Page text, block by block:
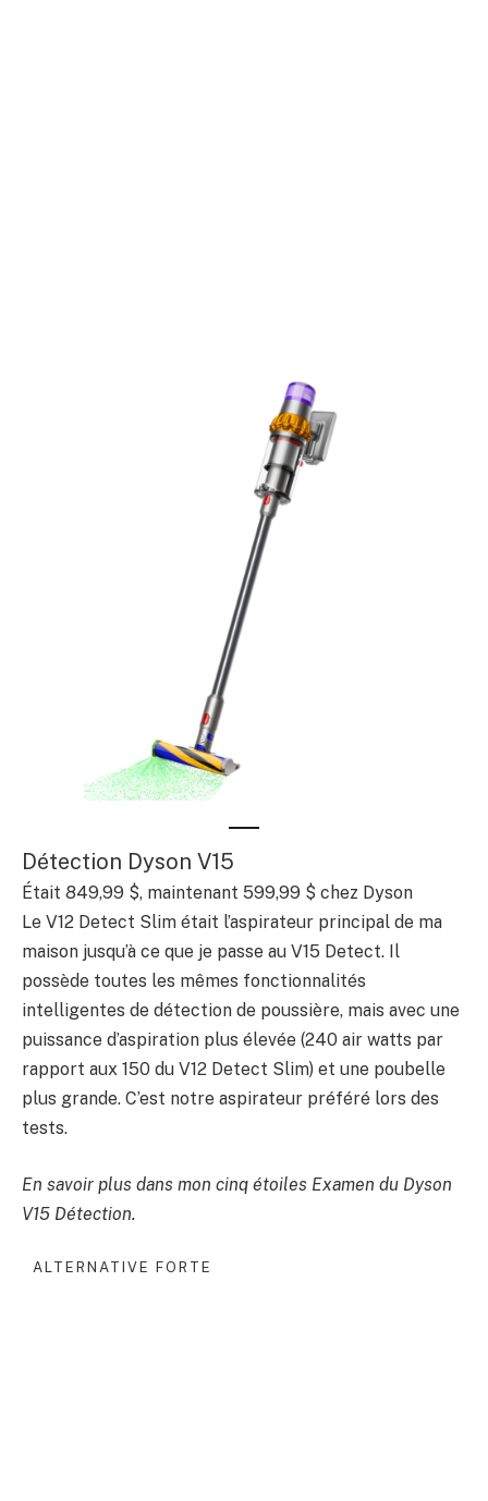
Détection Dyson V15
Était 849,99 $, maintenant 599,99 $ chez Dyson
Le V12 Detect Slim était l’aspirateur principal de ma
maison jusqu’à ce que je passe au V15 Detect. Il
possède toutes les mêmes fonctionnalités
intelligentes de détection de poussière, mais avec une
puissance d’aspiration plus élevée (240 air watts par
rapport aux 150 du V12 Detect Slim) et une poubelle
plus grande. C’est notre aspirateur préféré lors des
tests.
En savoir plus dans mon cinq étoiles Examen du Dyson
V15 Détection.
ALTERNATIVE FORTE